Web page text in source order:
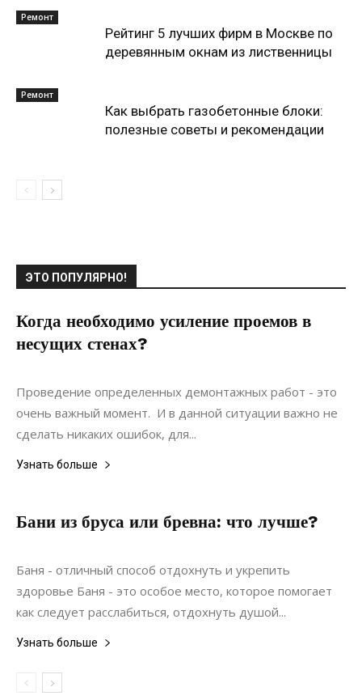
Ремонт
Рейтинг 5 лучших фирм в Москве по
деревянным окнам из лиственницы
Ремонт
Как выбрать газобетонные блоки:
полезные советы и рекомендации
ЭТО ПОПУЛЯРНО!
Когда необходимо усиление проемов в
несущих стенах?
25.01.2022
Проведение определенных демонтажных работ - это
очень важный момент. И в данной ситуации важно не
сделать никаких ошибок, для...
Узнать больше
Бани из бруса или бревна: что лучше?
23.01.2020
Баня - отличный способ отдохнуть и укрепить
здоровье Баня - это особое место, которое помогает
как следует расслабиться, отдохнуть душой...
Узнать больше